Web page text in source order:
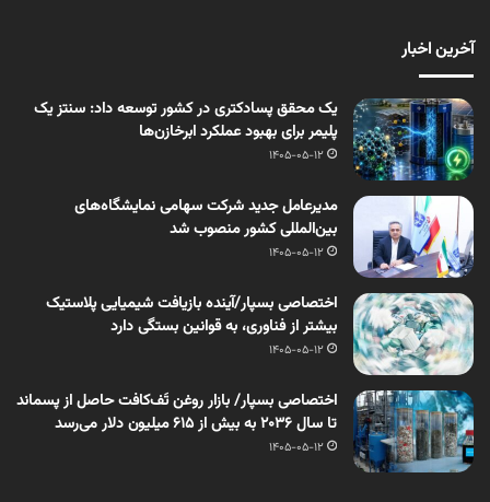
آخرین اخبار
یک محقق پسادکتری در کشور توسعه داد: سنتز یک
پلیمر برای بهبود عملکرد ابرخازن‌ها
1405-05-12
مدیرعامل جدید شرکت سهامی نمایشگاه‌های
بین‌المللی کشور منصوب شد
1405-05-12
اختصاصی بسپار/آینده بازیافت شیمیایی پلاستیک
بیشتر از فناوری، به قوانین بستگی دارد
1405-05-12
اختصاصی بسپار/ بازار روغن تَف‌کافت حاصل از پسماند
تا سال ۲۰۳۶ به بیش از ۶۱۵ میلیون دلار می‌رسد
1405-05-12